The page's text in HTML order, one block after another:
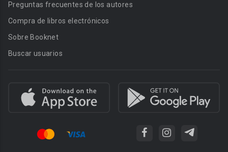
Preguntas frecuentes de los autores
Compra de libros electrónicos
Sobre Booknet
Buscar usuarios